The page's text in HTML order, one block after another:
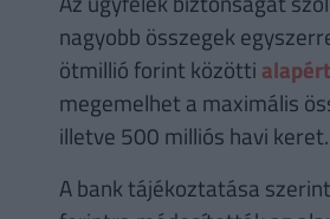
nagyobb összegek
ötmillió forint közötti
megemelhet a maximális
illetve 500 milliós havi keret.
A bank tájékoztatása